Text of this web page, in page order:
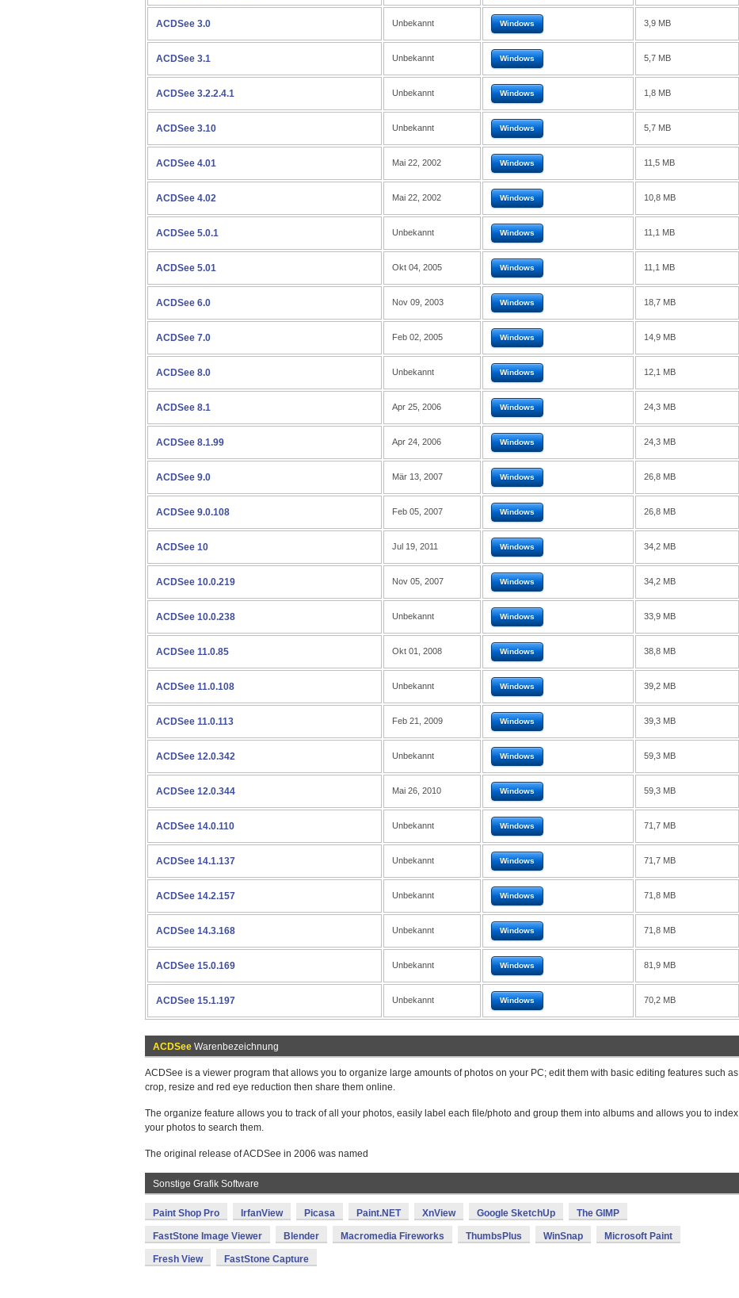
ACDSee 3.0 Unbekannt Windows 3,9 MB
ACDSee 3.1 Unbekannt Windows 5,7 MB
ACDSee 3.2.2.4.1 Unbekannt Windows 1,8 MB
ACDSee 3.10 Unbekannt Windows 5,7 MB
ACDSee 4.01 Mai 22, 2002 Windows 11,5 MB
ACDSee 4.02 Mai 22, 2002 Windows 10,8 MB
ACDSee 5.0.1 Unbekannt Windows 11,1 MB
ACDSee 5.01 Okt 04, 2005 Windows 11,1 MB
ACDSee 6.0 Nov 09, 2003 Windows 18,7 MB
ACDSee 7.0 Feb 02, 2005 Windows 14,9 MB
ACDSee 8.0 Unbekannt Windows 12,1 MB
ACDSee 8.1 Apr 25, 2006 Windows 24,3 MB
ACDSee 8.1.99 Apr 24, 2006 Windows 24,3 MB
ACDSee 9.0 Mär 13, 2007 Windows 26,8 MB
ACDSee 9.0.108 Feb 05, 2007 Windows 26,8 MB
ACDSee 10 Jul 19, 2011 Windows 34,2 MB
ACDSee 10.0.219 Nov 05, 2007 Windows 34,2 MB
ACDSee 10.0.238 Unbekannt Windows 33,9 MB
ACDSee 11.0.85 Okt 01, 2008 Windows 38,8 MB
ACDSee 11.0.108 Unbekannt Windows 39,2 MB
ACDSee 11.0.113 Feb 21, 2009 Windows 39,3 MB
ACDSee 12.0.342 Unbekannt Windows 59,3 MB
ACDSee 12.0.344 Mai 26, 2010 Windows 59,3 MB
ACDSee 14.0.110 Unbekannt Windows 71,7 MB
ACDSee 14.1.137 Unbekannt Windows 71,7 MB
ACDSee 14.2.157 Unbekannt Windows 71,8 MB
ACDSee 14.3.168 Unbekannt Windows 71,8 MB
ACDSee 15.0.169 Unbekannt Windows 81,9 MB
ACDSee 15.1.197 Unbekannt Windows 70,2 MB
ACDSee Warenbezeichnung
ACDSee is a viewer program that allows you to organize large amounts of photos on your PC; edit them with basic editing features such as
crop, resize and red eye reduction then share them online.
The organize feature allows you to track of all your photos, easily label each file/photo and group them into albums and allows you to index
your photos to search them.
The original release of ACDSee in 2006 was named
Sonstige Grafik Software
Paint Shop Pro IrfanView Picasa Paint.NET XnView Google SketchUp The GIMP
FastStone Image Viewer Blender Macromedia Fireworks ThumbsPlus WinSnap Microsoft Paint
Fresh View FastStone Capture